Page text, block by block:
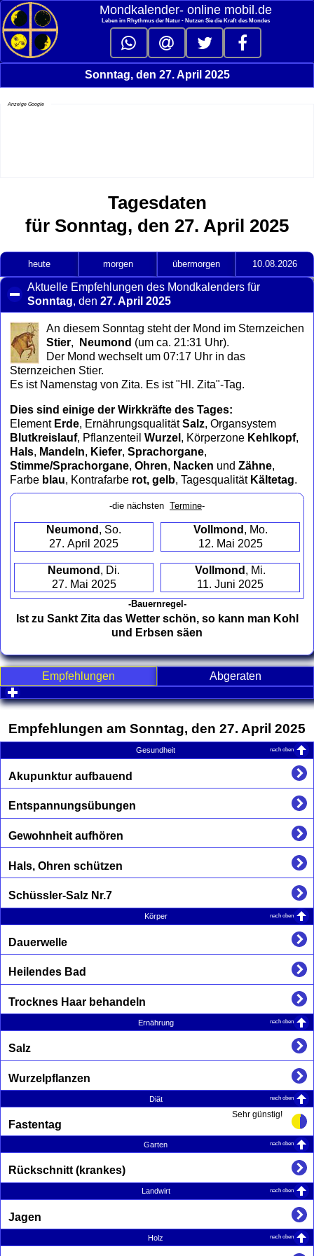
Mondkalender‑ online mobil.de
Leben im Rhythmus der Natur - Nutzen Sie die Kraft des Mondes
Sonntag, den 27. April 2025
Anzeige Google
Tagesdaten
für Sonntag, den 27. April 2025
heute morgen übermorgen 10.08.2026
Aktuelle Empfehlungen des Mondkalenders für
Sonntag, den27. April 2025
to
collapse
contents
An diesem Sonntag steht der Mond im Sternzeichen
Stier, Neumond (um ca. 21:31 Uhr).
Der Mond wechselt um 07:17 Uhr in das
Sternzeichen Stier.
Es ist Namenstag von Zita. Es ist "Hl. Zita"-Tag.
Dies sind einige der Wirkkräfte des Tages:
Element Erde, ErnährungsqualitätSalz, Organsystem
Blutkreislauf, Pflanzenteil Wurzel , Körperzone Kehlkopf,
Hals, Mandeln, Kiefer, Sprachorgane,
Stimme/Sprachorgane, Ohren, Nacken und Zähne,
Farbe blau, Kontrafarbe rot, gelb, Tagesqualität Kältetag.
-die nächsten Termine-
Neumond , So.
27. April 2025
Vollmond , Mo.
12. Mai 2025
Neumond , Di.
27. Mai 2025
Vollmond , Mi.
11. Juni 2025
-Bauernregel-
Ist zu Sankt Zita das Wetter schön, so kann man Kohl
und Erbsen säen
Empfehlungen
Abgeraten
click to expand contents
Empfehlungen am Sonntag, den 27. April 2025
Gesundheit nach oben
Akupunktur aufbauend
Entspannungsübungen
Gewohnheit aufhören
Hals, Ohren schützen
Schüssler-Salz Nr.7
Körper nach oben
Dauerwelle
Heilendes Bad
Trocknes Haar behandeln
Ernährung nach oben
Salz
Wurzelpflanzen
Diät nach oben
Sehr günstig!
Fastentag
Garten nach oben
Rückschnitt (krankes)
Landwirt nach oben
Jagen
Holz nach oben